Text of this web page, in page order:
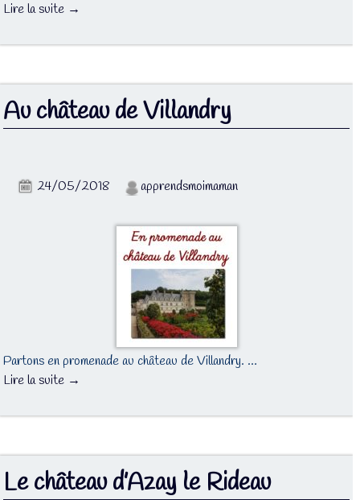
Lire la suite →
Au château de Villandry
24/05/2018 apprendsmoimaman
Partons en promenade au château de Villandry. …
Lire la suite →
Le château d’Azay le Rideau